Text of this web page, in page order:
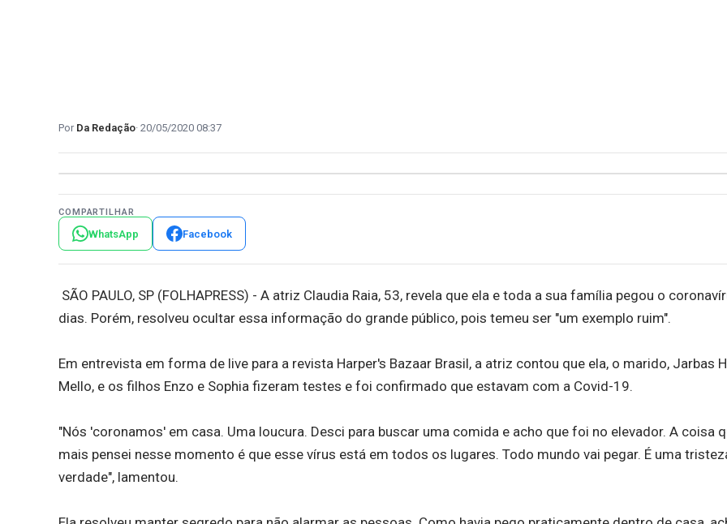
Da Redação 20/05/2020 08:37
COMPARTILHAR
WhatsApp Facebook
SÃO PAULO, SP (FOLHAPRESS) - A atriz Claudia Raia, 53, revela que ela e toda a sua família pegou o
dias. Porém, resolveu ocultar essa informação do grande público, pois temeu ser "um exemplo ruim".
Em entrevista em forma de live para a revista Harper's Bazaar Brasil, a atriz contou que ela, o marido, Jarbas
Mello, e os filhos Enzo e Sophia fizeram testes e foi confirmado que estavam com a Covid-19.
"Nós 'coronamos' em casa. Uma loucura. Desci para buscar uma comida e acho que foi no elevador. A coisa
mais pensei nesse momento é que esse vírus está em todos os lugares. Todo mundo vai pegar. É uma
verdade", lamentou.